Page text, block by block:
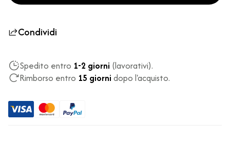
Condividi
Spedito entro 1-2 giorni (lavorativi).
Rimborso entro 15 giorni dopo l'acquisto.